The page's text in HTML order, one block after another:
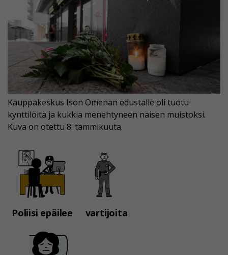
Poliisi epäilee vartijoita
Kauppakeskus Ison Omenan edustalle oli tuotu
kynttilöitä ja kukkia menehtyneen naisen muistoksi.
Kuva on otettu 8. tammikuuta.